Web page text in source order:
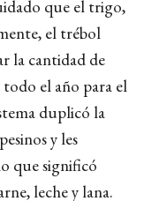
que el trigo,
el trébol
la cantidad de
el año para el
duplicó la
y les
que significó
leche y lana.